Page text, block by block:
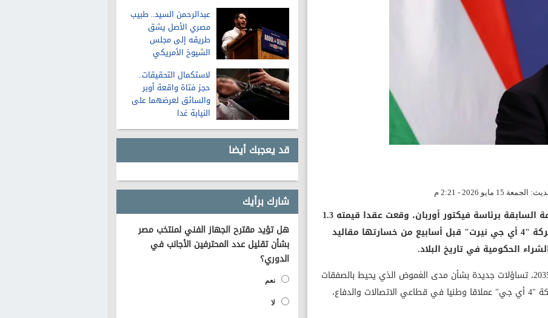
ميشيجان
عبدالرحمن السيد.. طبيب
مصري الأصل يشق
طريقه إلى مجلس
الشيوخ الأمريكي
لاستكمال التحقيقات..
حجز فتاة واقعة أوبر
والسائق لعرضهما على
النيابة غدا
قد يعجبك أيضا
شارك برأيك
هل تؤيد مقترح الجهاز الفني لمنتخب مصر
بشأن تقليل عدد المحترفين الأجانب في
الدوري؟
نعم
لا
أفادت وسائل إعلام مجرية، بأن الحكومة السابقة برئاسة فيكتور أوربان، وقعت عقدا قيمته 1.3
تريليون فورنت (4.3 مليار دولار) مع شركة "4 أي جي نيرت" قبل أسابيع من خسارتها مقاليد
الحكومية في تاريخ البلاد.
وتثير الصفقة التي تردد أنها تستمر حتى 2035، تساؤلات جديدة بشأن مدى الغموض الذي يحيط بالصفقات
التي أبرمت في عهد أوربان الذي جعل شركة "4 أي جي" عملاقا وطنيا في قطاعي الاتصالات والدفاع،